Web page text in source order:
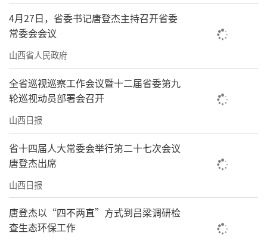
4月27日，省委书记唐登杰主持召开省委
常委会会议
山西省人民政府
全省巡视巡察工作会议暨十二届省委第九
轮巡视动员部署会召开
山西日报
省十四届人大常委会举行第二十七次会议
唐登杰出席
山西日报
唐登杰以“四不两直”方式到吕梁调研检
查生态环保工作